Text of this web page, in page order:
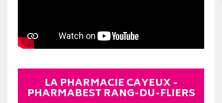
LA PHARMACIE CAYEUX -
PHARMABEST RANG-DU-FLIERS